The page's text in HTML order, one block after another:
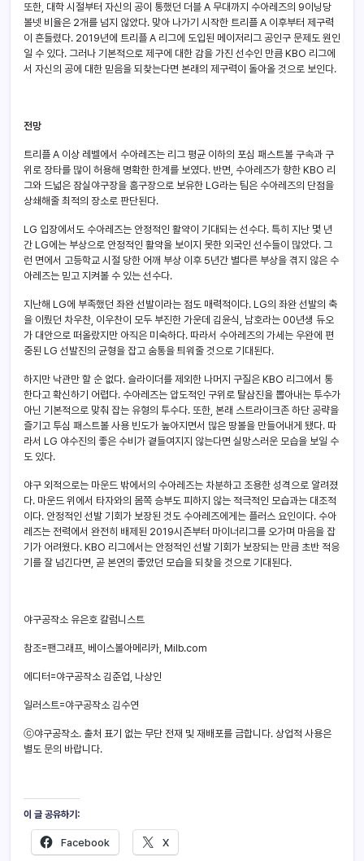
또한, 대학 시절부터 자신의 공이 통했던 더블 A 무대까지 수아레즈의 9이닝당
볼넷 비율은 2개를 넘지 않았다. 맞아 나가기 시작한 트리플 A 이후부터 제구력
이 흔들렸다. 2019년에 트리플 A 리그에 도입된 메이저리그 공인구 문제도 원인
일 수 있다. 그러나 기본적으로 제구에 대한 감을 가진 선수인 만큼 KBO 리그에
서 자신의 공에 대한 믿음을 되찾는다면 본래의 제구력이 돌아올 것으로 보인다.
전망
트리플 A 이상 레벨에서 수아레즈는 리그 평균 이하의 포심 패스트볼 구속과 구
위로 장타를 많이 허용해 명확한 한계를 보였다. 반면, 수아레즈가 향한 KBO 리
그와 드넓은 잠실야구장을 홈구장으로 보유한 LG라는 팀은 수아레즈의 단점을
상쇄해줄 최적의 장소로 판단된다.
LG 입장에서도 수아레즈는 안정적인 활약이 기대되는 선수다. 특히 지난 몇 년
간 LG에는 부상으로 안정적인 활약을 보이지 못한 외국인 선수들이 많았다. 그
런 면에서 고등학교 시절 당한 어깨 부상 이후 5년간 별다른 부상을 겪지 않은 수
아레즈는 믿고 지켜볼 수 있는 선수다.
지난해 LG에 부족했던 좌완 선발이라는 점도 매력적이다. LG의 좌완 선발의 축
을 이뤘던 차우찬, 이우찬이 모두 부진한 가운데 김윤식, 남호라는 00년생 듀오
가 대안으로 떠올랐지만 아직은 미숙하다. 따라서 수아레즈의 가세는 우완에 편
중된 LG 선발진의 균형을 잡고 숨통을 틔워줄 것으로 기대된다.
하지만 낙관만 할 순 없다. 슬라이더를 제외한 나머지 구질은 KBO 리그에서 통
한다고 확신하기 어렵다. 수아레즈는 압도적인 구위로 탈삼진을 뽑아내는 투수가
아닌 기본적으로 맞춰 잡는 유형의 투수다. 또한, 본래 스트라이크존 하단 공략을
즐기고 투심 패스트볼 사용 빈도가 높아지면서 많은 땅볼을 만들어내게 됐다. 따
라서 LG 야수진의 좋은 수비가 곁들여지지 않는다면 실망스러운 모습을 보일 수
도 있다.
야구 외적으로는 마운드 밖에서의 수아레즈는 차분하고 조용한 성격으로 알려졌
다. 마운드 위에서 타자와의 몸쪽 승부도 피하지 않는 적극적인 모습과는 대조적
이다. 안정적인 선발 기회가 보장된 것도 수아레즈에게는 플러스 요인이다. 수아
레즈는 전력에서 완전히 배제된 2019시즌부터 마이너리그를 오가며 마음을 잡
기가 어려웠다. KBO 리그에서는 안정적인 선발 기회가 보장되는 만큼 초반 적응
기를 잘 넘긴다면, 곧 본연의 좋았던 모습을 되찾을 것으로 기대된다.
야구공작소 유은호 칼럼니스트
참조=팬그래프, 베이스볼아메리카, Milb.com
에디터=야구공작소 김준업, 나상인
일러스트=야구공작소 김수연
ⓒ야구공작소. 출처 표기 없는 무단 전재 및 재배포를 금합니다. 상업적 사용은
별도 문의 바랍니다.
이 글 공유하기:
Facebook X